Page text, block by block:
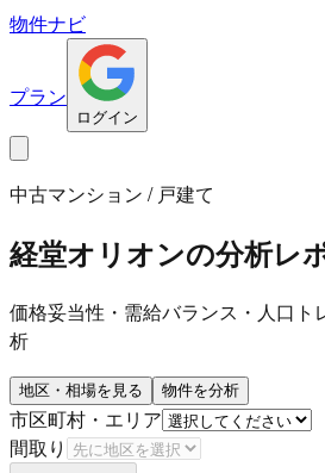
物件ナビ
プラン
ログイン
中古マンション / 戸建て
経堂オリオンの分析レ
価格妥当性・需給バランス・人口ト
析
地区・相場を見る 物件を分析
市区町村・エリア
間取り